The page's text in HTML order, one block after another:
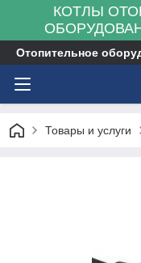
КОТЛЫ
Отопительное
Товары и услуги